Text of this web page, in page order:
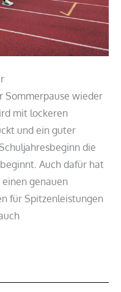
Sommerpause wieder
mit lockeren
und ein guter
die
Auch dafür hat
genauen
für Spitzenleistungen